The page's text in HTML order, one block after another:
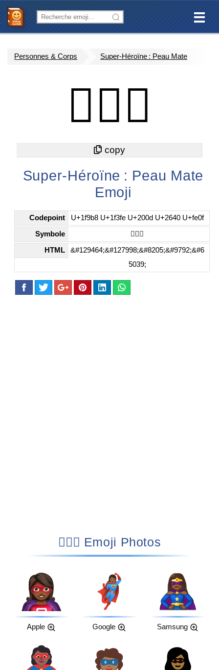
Personnes & Corps Super-Héroïne : Peau Mate
🦸🏾‍♀️
Super-Héroïne : Peau Mate
Emoji
Codepoint U+1f9b8 U+1f3fe U+200d U+2640 U+fe0f
Symbole 🦸🏾‍♀️
HTML
&#129464;&#127998;&#8205;&#9792;&#6
5039;
🦸🏾‍♀️ Emoji Photos
Apple Google Samsung